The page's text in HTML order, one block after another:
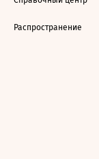
Распространение